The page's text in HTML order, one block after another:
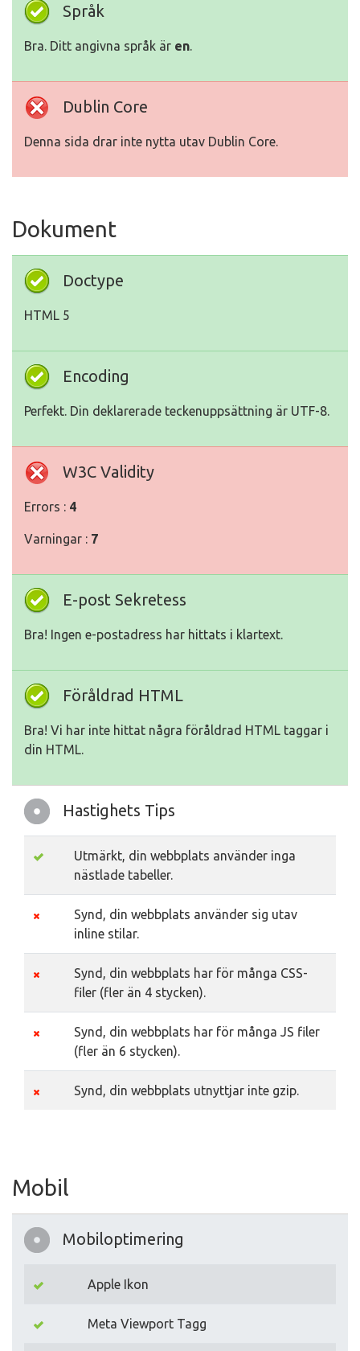
Språk
Bra. Ditt angivna språk är en.
Dublin Core
Denna sida drar inte nytta utav Dublin Core.
Dokument
Doctype
HTML 5
Encoding
Perfekt. Din deklarerade teckenuppsättning är UTF-8.
W3C Validity
Errors : 4
Varningar : 7
E-post Sekretess
Bra! Ingen e-postadress har hittats i klartext.
Föråldrad HTML
Bra! Vi har inte hittat några föråldrad HTML taggar i
din HTML.
Hastighets Tips
Utmärkt, din webbplats använder inga
nästlade tabeller.
Synd, din webbplats använder sig utav
inline stilar.
Synd, din webbplats har för många CSS-
filer (fler än 4 stycken).
Synd, din webbplats har för många JS filer
(fler än 6 stycken).
Synd, din webbplats utnyttjar inte gzip.
Mobil
Mobiloptimering
Apple Ikon
Meta Viewport Tagg